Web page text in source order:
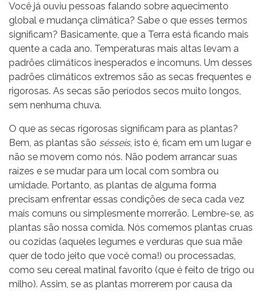
Você já ouviu pessoas falando sobre aquecimento
global e mudança climática? Sabe o que esses termos
significam? Basicamente, que a Terra está ficando mais
quente a cada ano. Temperaturas mais altas levam a
padrões climáticos inesperados e incomuns. Um desses
padrões climáticos extremos são as secas frequentes e
rigorosas. As secas são períodos secos muito longos,
sem nenhuma chuva.
O que as secas rigorosas significam para as plantas?
Bem, as plantas são sésseis, isto é, ficam em um lugar e
não se movem como nós. Não podem arrancar suas
raízes e se mudar para um local com sombra ou
umidade. Portanto, as plantas de alguma forma
precisam enfrentar essas condições de seca cada vez
mais comuns ou simplesmente morrerão. Lembre-se, as
plantas são nossa comida. Nós comemos plantas cruas
ou cozidas (aqueles legumes e verduras que sua mãe
quer de todo jeito que você coma!) ou processadas,
como seu cereal matinal favorito (que é feito de trigo ou
milho). Assim, se as plantas morrerem por causa da